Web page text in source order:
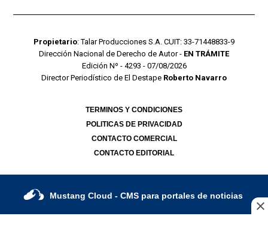
Propietario: Talar Producciones S.A. CUIT: 33-71448833-9
Dirección Nacional de Derecho de Autor - EN TRÁMITE
Edición Nº - 4293 - 07/08/2026
Director Periodístico de El Destape Roberto Navarro
TERMINOS Y CONDICIONES
POLITICAS DE PRIVACIDAD
CONTACTO COMERCIAL
CONTACTO EDITORIAL
Mustang Cloud - CMS para portales de noticias